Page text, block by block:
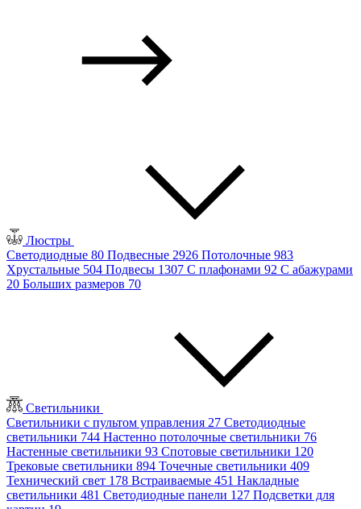
Люстры
Светодиодные 80 Подвесные 2926 Потолочные 983
Хрустальные 504 Подвесы 1307 С плафонами 92 С абажурами
20 Больших размеров 70
Светильники
Светильники с пультом управления 27 Светодиодные
светильники 744 Настенно потолочные светильники 76
Настенные светильники 93 Спотовые светильники 120
Трековые светильники 894 Точечные светильники 409
Технический свет 178 Встраиваемые 451 Накладные
светильники 481 Светодиодные панели 127 Подсветки для